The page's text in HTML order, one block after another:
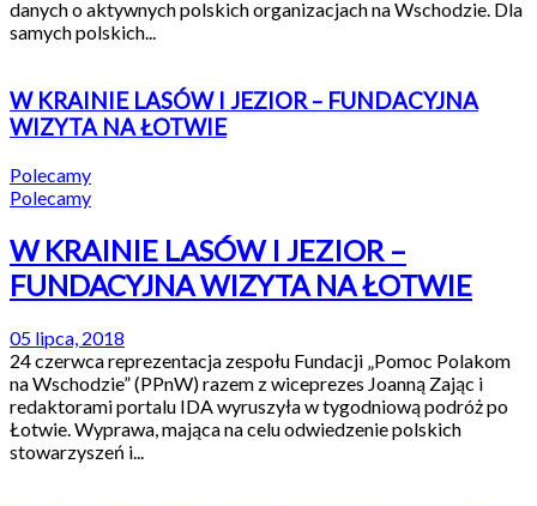
danych o aktywnych polskich organizacjach na Wschodzie. Dla
samych polskich...
W KRAINIE LASÓW I JEZIOR – FUNDACYJNA
WIZYTA NA ŁOTWIE
Polecamy
Polecamy
W KRAINIE LASÓW I JEZIOR –
FUNDACYJNA WIZYTA NA ŁOTWIE
05 lipca, 2018
24 czerwca reprezentacja zespołu Fundacji „Pomoc Polakom
na Wschodzie” (PPnW) razem z wiceprezes Joanną Zając i
redaktorami portalu IDA wyruszyła w tygodniową podróż po
Łotwie. Wyprawa, mająca na celu odwiedzenie polskich
stowarzyszeń i...